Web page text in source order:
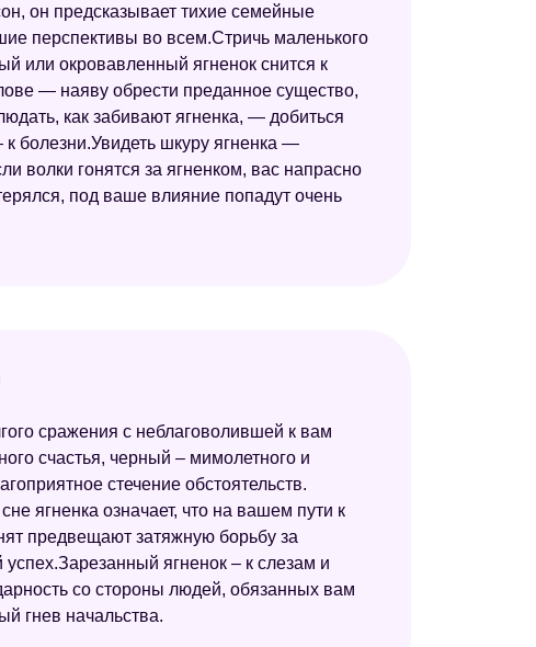
он предсказывает тихие семейные
перспективы во всем.Стричь маленького
или окровавленный ягненок снится к
— наяву обрести преданное существо,
как забивают ягненка, — добиться
болезни.Увидеть шкуру ягненка —
волки гонятся за ягненком, вас напрасно
под ваше влияние попадут очень
сражения с неблаговолившей к вам
счастья, черный – мимолетного и
стечение обстоятельств.
ягненка означает, что на вашем пути к
предвещают затяжную борьбу за
ягненок – к слезам и
со стороны людей, обязанных вам
гнев начальства.